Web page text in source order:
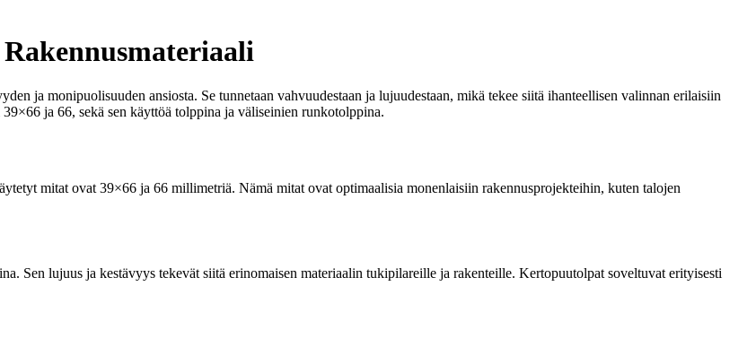
ja monipuolisuuden ansiosta. Se tunnetaan vahvuudestaan ja lujuudestaan, mikä tekee siitä ihanteellisen valinnan erilaisiin
ja 66, sekä sen käyttöä tolppina ja väliseinien runkotolppina.
mitat ovat 39×66 ja 66 millimetriä. Nämä mitat ovat optimaalisia monenlaisiin rakennusprojekteihin, kuten talojen
Sen lujuus ja kestävyys tekevät siitä erinomaisen materiaalin tukipilareille ja rakenteille. Kertopuutolpat soveltuvat erityisesti